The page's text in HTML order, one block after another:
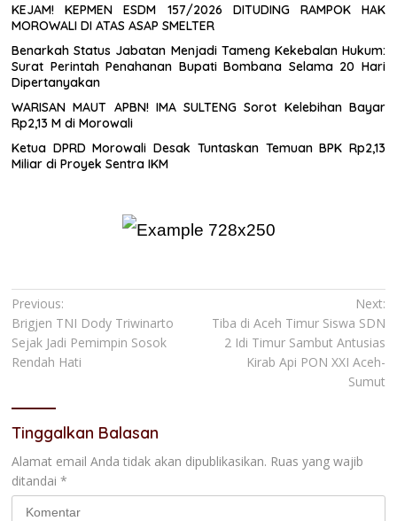
KEJAM! KEPMEN ESDM 157/2026 DITUDING RAMPOK HAK
MOROWALI DI ATAS ASAP SMELTER
Benarkah Status Jabatan Menjadi Tameng Kekebalan Hukum:
Surat Perintah Penahanan Bupati Bombana Selama 20 Hari
Dipertanyakan
WARISAN MAUT APBN! IMA SULTENG Sorot Kelebihan Bayar
Rp2,13 M di Morowali
Ketua DPRD Morowali Desak Tuntaskan Temuan BPK Rp2,13
Miliar di Proyek Sentra IKM
Navigasi
pos
Previous:
Brigjen TNI Dody Triwinarto
Sejak Jadi Pemimpin Sosok
Rendah Hati
Next:
Tiba di Aceh Timur Siswa SDN
2 Idi Timur Sambut Antusias
Kirab Api PON XXI Aceh-
Sumut
Tinggalkan Balasan
Alamat email Anda tidak akan dipublikasikan. Ruas yang wajib
ditandai *